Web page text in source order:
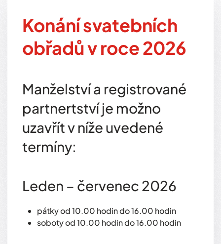
Konání svatebních
obřadů v roce 2026
Manželství a registrované
partnertství je možno
uzavřít v níže uvedené
termíny:
Leden – červenec 2026
pátky od 10.00 hodin do 16.00 hodin
soboty od 10.00 hodin do 16.00 hodin